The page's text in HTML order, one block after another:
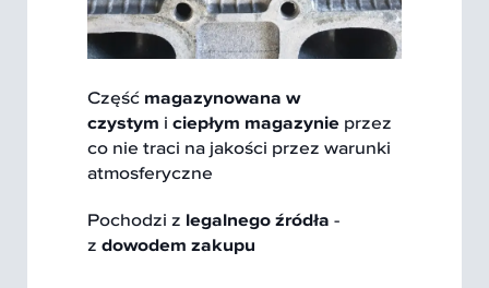
Część magazynowana w
czystym i ciepłym magazynie przez
co nie traci na jakości przez warunki
atmosferyczne
Pochodzi z legalnego źródła -
z dowodem zakupu